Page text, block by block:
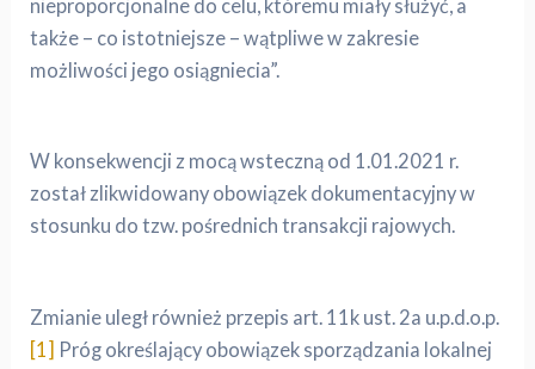
nieproporcjonalne do celu, któremu miały służyć, a
także – co istotniejsze – wątpliwe w zakresie
możliwości jego osiągniecia”.
W konsekwencji z mocą wsteczną od 1.01.2021 r.
został zlikwidowany obowiązek dokumentacyjny w
stosunku do tzw. pośrednich transakcji rajowych.
Zmianie uległ również przepis art. 11k ust. 2a u.p.d.o.p.
[1] Próg określający obowiązek sporządzania lokalnej